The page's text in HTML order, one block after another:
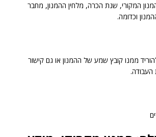
המקורי, שנת הכרה, מלחין ההמנון, מחבר
וכדומה.
ממנו קובץ שמע של ההמנון או גם קישור
העבודה.